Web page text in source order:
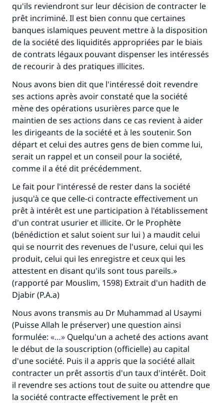
qu'ils reviendront sur leur décision de contracter le
prêt incriminé. Il est bien connu que certaines
banques islamiques peuvent mettre à la disposition
de la société des liquidités appropriées par le biais
de contrats légaux pouvant dispenser les intéressés
de recourir à des pratiques illicites.
Nous avons bien dit que l'intéressé doit revendre
ses actions après avoir constaté que la société
mène des opérations usurières parce que le
maintien de ses actions dans ce cas revient à aider
les dirigeants de la société et à les soutenir. Son
départ et celui des autres gens de bien comme lui,
serait un rappel et un conseil pour la société,
comme il a été dit précédemment.
Le fait pour l'intéressé de rester dans la société
jusqu'à ce que celle-ci contracte effectivement un
prêt à intérêt est une participation à l'établissement
d'un contrat usurier et illicite. Or le Prophète
(bénédiction et salut soient sur lui ) a maudit celui
qui se nourrit des revenues de l'usure, celui qui les
produit, celui qui les enregistre et ceux qui les
attestent en disant qu'ils sont tous pareils.»
(rapporté par Mouslim, 1598) Extrait d'un hadith de
Djabir (P.A.a)
Nous avons transmis au Dr Muhammad al Usaymi
(Puisse Allah le préserver) une question ainsi
formulée:
…
Quelqu'un a acheté des actions avant
le début de la souscription (officielle) au capital
d'une société. Puis il a appris que la société allait
contracter un prêt assortis d'un taux d'intérêt. Doit
il revendre ses actions tout de suite ou attendre que
la société contracte effectivement le prêt en
Faites une différence dans la vie de
millions de personnes grâce à votre
contribution
Le Messager d'Allah (Paix sur lui) a dit:
"Celui qui indique une bonne action obtient la
même récompense que celui qui le fait."
(MOUSLIM 1893)
Soutenez IslamQA